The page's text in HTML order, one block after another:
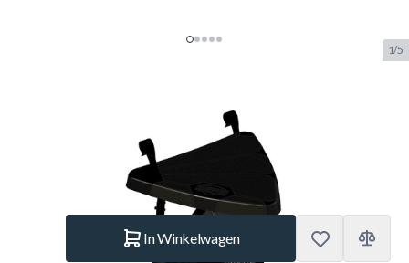
1/5
Berg Ladder Platform + Ladder M
BERG.35.90.55.01 Merk: Berg Toys
In Winkelwagen